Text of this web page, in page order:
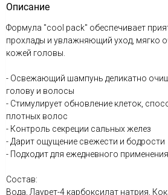
Описание
Формула "cool pack" обеспечивает
прохлады и увлажняющий уход, мягко
кожей головы.
- Освежающий шампунь деликатно
голову и волосы
- Стимулирует обновление клеток,
плотных волос
- Контроль секреции сальных желез
- Дарит ощущение свежести и бодрости
- Подходит для ежедневного применения
Состав:
Вода, Лаурет-4 карбоксилат натрия,